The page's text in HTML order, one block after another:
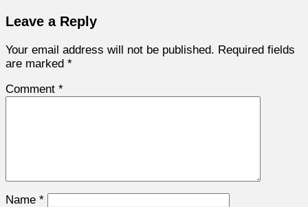
Leave a Reply
Your email address will not be published. Required fields
are marked *
Comment *
Name *